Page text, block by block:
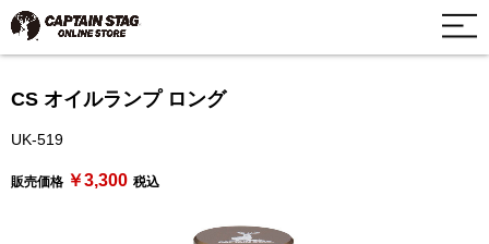
CS オイルランプ ロング
UK-519
販売価格 ￥3,300 税込